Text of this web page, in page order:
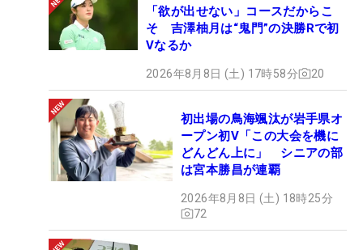
「欲が出せない」コースだからこ
そ 吉澤柚月は“鬼門”の決勝Rで初
Vなるか
2026年8月8日 (土) 17時58分 20
初出場の鳥海颯汰が岩手県オ
ープン初V「この大会を機に
どんどん上に」 シニアの部
は宮本勝昌が連覇
2026年8月8日 (土) 18時25分
72